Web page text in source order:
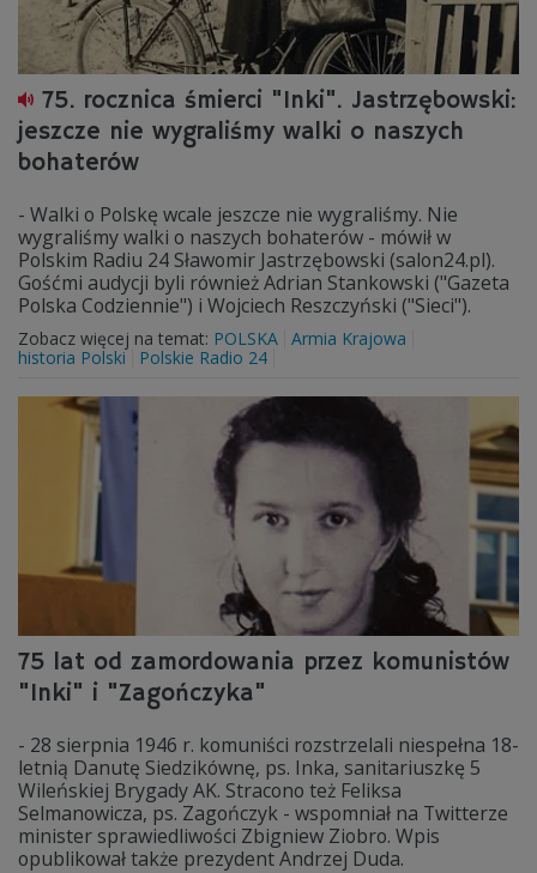
75. rocznica śmierci "Inki". Jastrzębowski:
jeszcze nie wygraliśmy walki o naszych
bohaterów
- Walki o Polskę wcale jeszcze nie wygraliśmy. Nie
wygraliśmy walki o naszych bohaterów - mówił w
Polskim Radiu 24 Sławomir Jastrzębowski (salon24.pl).
Gośćmi audycji byli również Adrian Stankowski ("Gazeta
Polska Codziennie") i Wojciech Reszczyński ("Sieci").
Zobacz więcej na temat: POLSKA Armia Krajowa
historia Polski
Polskie Radio 24
75 lat od zamordowania przez komunistów
"Inki" i "Zagończyka"
- 28 sierpnia 1946 r. komuniści rozstrzelali niespełna 18-
letnią Danutę Siedzikównę, ps. Inka, sanitariuszkę 5
Wileńskiej Brygady AK. Stracono też Feliksa
Selmanowicza, ps. Zagończyk - wspomniał na Twitterze
minister sprawiedliwości Zbigniew Ziobro. Wpis
opublikował także prezydent Andrzej Duda.